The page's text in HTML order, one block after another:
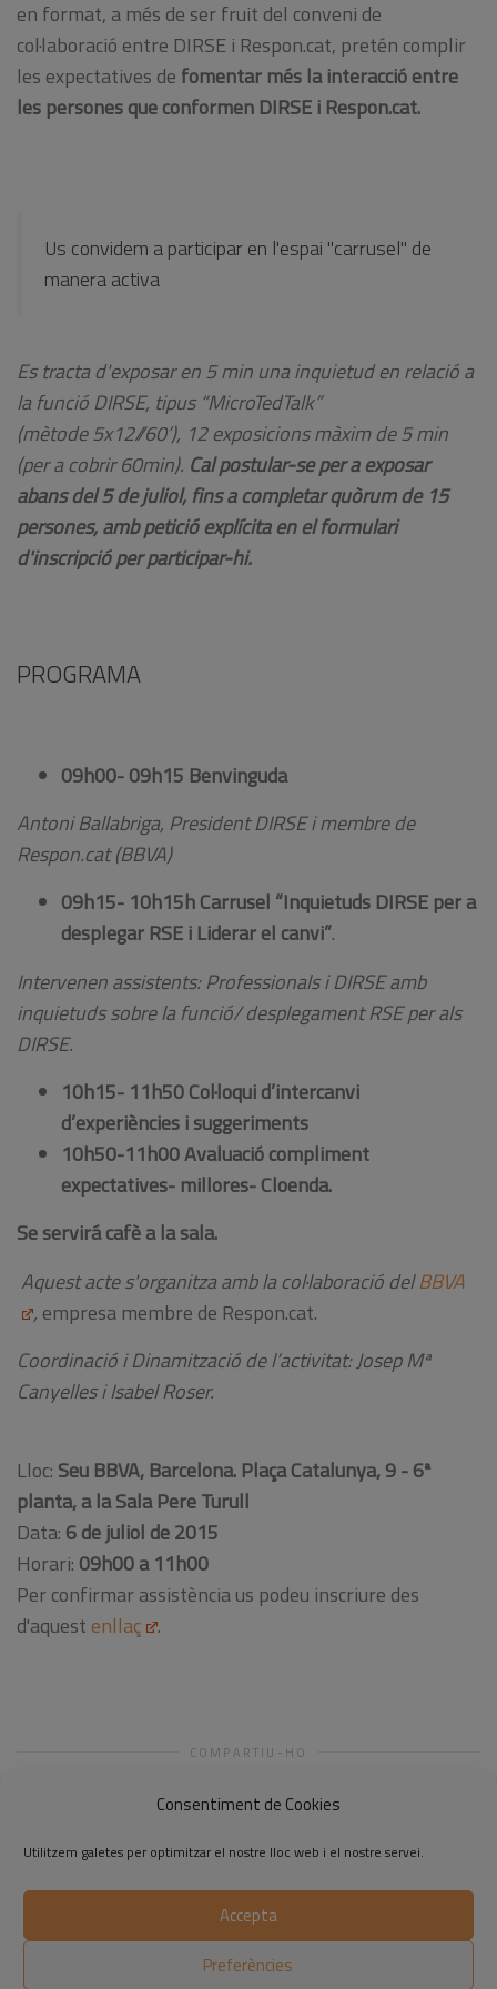
Consentiment de Cookies
Utilitzem galetes per optimitzar el nostre lloc web i el nostre servei.
Accepta
Preferències
en format, a més de ser fruit del conveni de
col·laboració entre DIRSE i Respon.cat, pretén complir
les expectatives de fomentar més la interacció entre
les persones que conformen DIRSE i Respon.cat.
Us convidem a participar en l'espai "carrusel" de
manera activa
Es tracta d'exposar en 5 min una inquietud en relació a
la funció DIRSE, tipus “MicroTedTalk”
(mètode 5x12//60’), 12 exposicions màxim de 5 min
(per a cobrir 60min). Cal postular-se per a exposar
abans del 5 de juliol, fins a completar quòrum de 15
persones, amb petició explícita en el formulari
d'inscripció per participar-hi.
PROGRAMA
09h00- 09h15 Benvinguda
Antoni Ballabriga, President DIRSE i membre de
Respon.cat (BBVA)
09h15- 10h15h Carrusel “Inquietuds DIRSE per a
desplegar RSE i Liderar el canvi”.
Intervenen assistents: Professionals i DIRSE amb
inquietuds sobre la funció/ desplegament RSE per als
DIRSE.
10h15- 11h50 Col·loqui d’intercanvi
d’experiències i suggeriments
10h50-11h00 Avaluació compliment
expectatives- millores- Cloenda.
Se servirá cafè a la sala.
Aquest acte s'organitza amb la col·laboració delBBVA
, empresa membre de Respon.cat.
Coordinació i Dinamització de l’activitat: Josep Mª
Canyelles i Isabel Roser.
Lloc: Seu BBVA, Barcelona. Plaça Catalunya, 9 - 6ª
planta, a la Sala Pere Turull
Data: 6 de juliol de 2015
Horari: 09h00 a 11h00
Per confirmar assistència us podeu inscriure des
d'aquestenllaç .
COMPARTIU-HO
©2014-2026 Respon.cat